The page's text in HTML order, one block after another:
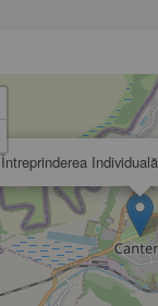
Întreprinderea